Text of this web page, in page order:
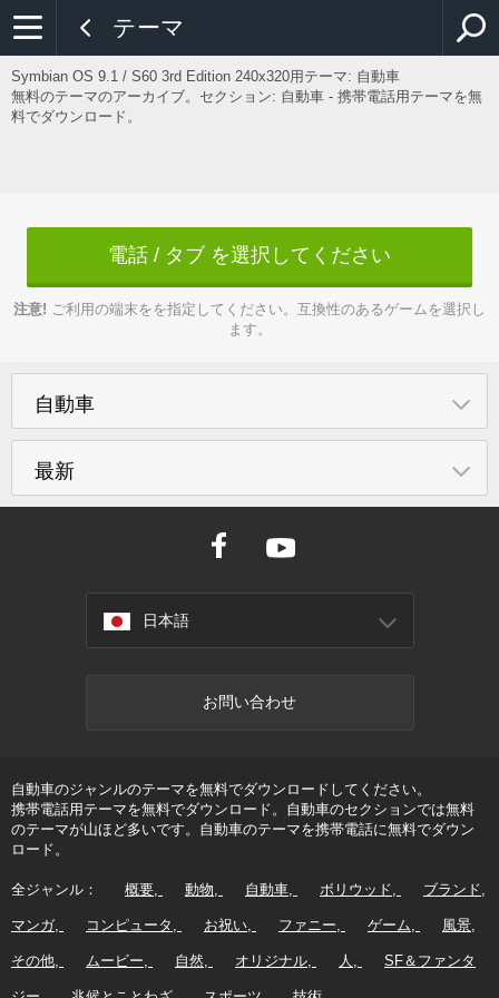
テーマ
Symbian OS 9.1 / S60 3rd Edition 240x320用テーマ: 自動車
無料のテーマのアーカイブ。セクション: 自動車 - 携帯電話用テーマを無
料でダウンロード。
電話 / タブ を選択してください
注意! ご利用の端末をを指定してください。互換性のあるゲームを選択し
ます。
自動車
最新
日本語
お問い合わせ
自動車のジャンルのテーマを無料でダウンロードしてください。
携帯電話用テーマを無料でダウンロード。自動車のセクションでは無料
のテーマが山ほど多いです。自動車のテーマを携帯電話に無料でダウン
ロード。
全ジャンル： 概要 動物 自動車 ボリウッド ブランド
マンガ コンピュータ お祝い ファニー ゲーム 風景
その他 ムービー 自然 オリジナル 人 SF＆ファンタ